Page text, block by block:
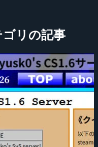
ゴリの記事